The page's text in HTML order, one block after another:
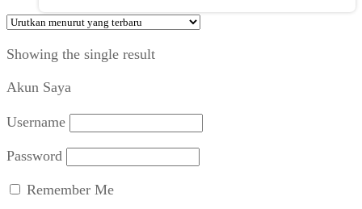
adalah:
Showing the single result
Akun Saya
Username
Password
Remember Me